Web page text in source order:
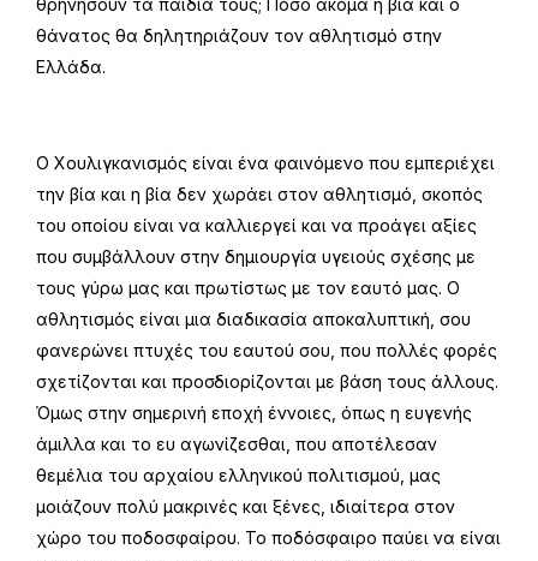
θρηνήσουν τα παιδιά τους; Πόσο ακόμα η βία και ο
θάνατος θα δηλητηριάζουν τον αθλητισμό στην
Ελλάδα.
Ο Χουλιγκανισμός είναι ένα φαινόμενο που εμπεριέχει
την βία και η βία δεν χωράει στον αθλητισμό, σκοπός
του οποίου είναι να καλλιεργεί και να προάγει αξίες
που συμβάλλουν στην δημιουργία υγειούς σχέσης με
τους γύρω μας και πρωτίστως με τον εαυτό μας. Ο
αθλητισμός είναι μια διαδικασία αποκαλυπτική, σου
φανερώνει πτυχές του εαυτού σου, που πολλές φορές
σχετίζονται και προσδιορίζονται με βάση τους άλλους.
Όμως στην σημερινή εποχή έννοιες, όπως η ευγενής
άμιλλα και το ευ αγωνίζεσθαι, που αποτέλεσαν
θεμέλια του αρχαίου ελληνικού πολιτισμού, μας
μοιάζουν πολύ μακρινές και ξένες, ιδιαίτερα στον
χώρο του ποδοσφαίρου. Το ποδόσφαιρο παύει να είναι